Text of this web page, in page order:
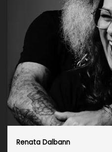
Renata Dalbann